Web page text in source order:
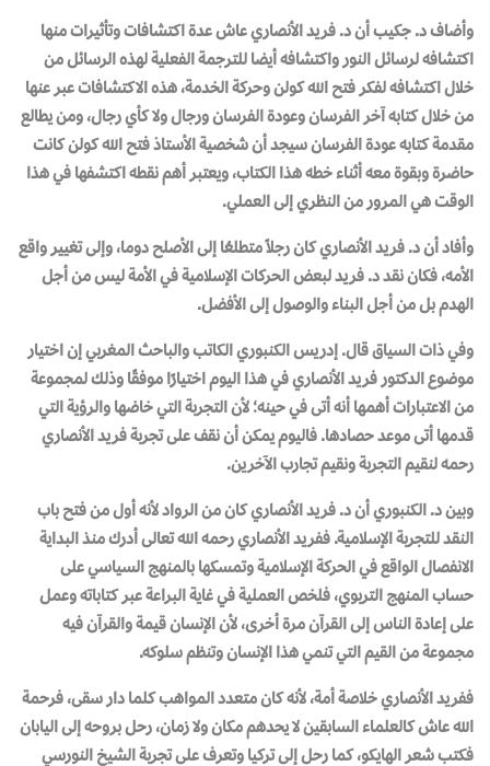
وأضاف د. جكيب أن د. فريد الأنصاري عاش عدة اكتشافات وتأثيرات منها
اكتشافه لرسائل النور واكتشافه أيضا للترجمة الفعلية لهذه الرسائل من
خلال اكتشافه لفكر فتح الله كولن وحركة الخدمة، هذه الاكتشافات عبر عنها
من خلال كتابه آخر الفرسان وعودة الفرسان ورجال ولا كأي رجال، ومن يطالع
مقدمة كتابه عودة الفرسان سيجد أن شخصية الأستاذ فتح الله كولن كانت
حاضرة وبقوة معه أثناء خطه هذا الكتاب، ويعتبر أهم نقطه اكتشفها في هذا
الوقت هي المرور من النظري إلى العملي.
وأفاد أن د. فريد الأنصاري كان رجلاً متطلعُا إلى الأصلح دوما، وإلى تغيير واقع
الأمه، فكان نقد د. فريد لبعض الحركات الإسلامية في الأمة ليس من أجل
الهدم بل من أجل البناء والوصول إلى الأفضل.
وفي ذات السياق قال. إدريس الكنبوري الكاتب والباحث المغربي إن اختيار
موضوع الدكتور فريد الأنصاري في هذا اليوم اختيارًا موفقًا وذلك لمجموعة
من الاعتبارات أهمها أنه أتى في حينه؛ لأن التجربة التي خاضها والرؤية التي
قدمها أتى موعد حصادها. فاليوم يمكن أن نقف على تجربة فريد الأنصاري
رحمه لنقيم التجربة ونقيم تجارب الآخرين.
وبين د. الكنبوري أن د. فريد الأنصاري كان من الرواد لأنه أول من فتح باب
النقد للتجربة الإسلامية. ففريد الأنصاري رحمه الله تعالى أدرك منذ البداية
الانفصال الواقع في الحركة الإسلامية وتمسكها بالمنهج السياسي على
حساب المنهج التربوي، فلخص العملية في غاية البراعة عبر كتاباته وعمل
على إعادة الناس إلى القرآن مرة أخرى، لأن الإنسان قيمة والقرآن فيه
مجموعة من القيم التي تنمي هذا الإنسان وتنظم سلوكه.
ففريد الأنصاري خلاصة أمة، لأنه كان متعدد المواهب كلما دار سقى، فرحمة
الله عاش كالعلماء السابقين لا يحدهم مكان ولا زمان، رحل بروحه إلى اليابان
فكتب شعر الهايكو، كما رحل إلى تركيا وتعرف على تجربة الشيخ النورسي